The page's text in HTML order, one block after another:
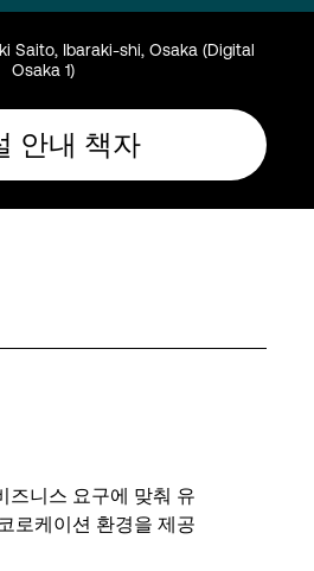
Saito, Ibaraki-shi, Osaka (Digital
Osaka 1)
안내 책자
즈니스 요구에 맞춰 유
로케이션 환경을 제공